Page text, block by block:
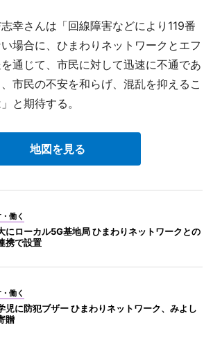
幸さんは「回線障害などにより119番
場合に、ひまわりネットワークとエフ
通じて、市民に対して迅速に不通であ
市民の不安を和らげ、混乱を抑えるこ
と期待する。
地図を見る
働く
にローカル5G基地局 ひまわりネットワークとの
携で設置
働く
児に防犯ブザー ひまわりネットワーク、みよし
贈